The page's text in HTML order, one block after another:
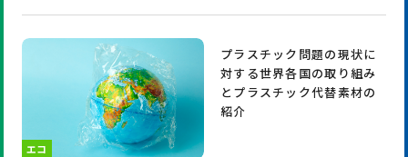
エコ
プラスチック問題の現状に
対する世界各国の取り組み
とプラスチック代替素材の
紹介